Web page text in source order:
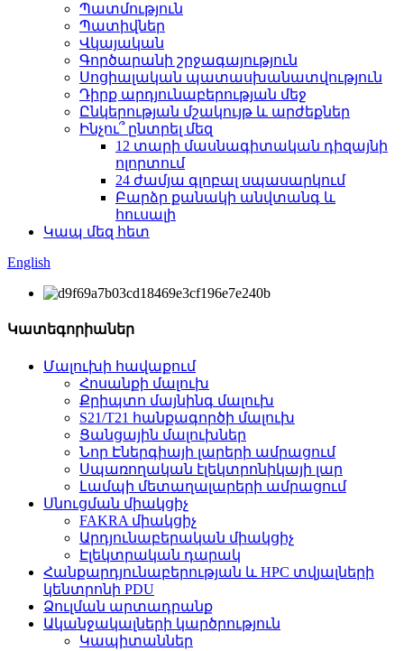
Պատմություն
Պատիվներ
Վկայական
Գործարանի շրջագայություն
Սոցիալական պատասխանատվություն
Դիրք արդյունաբերության մեջ
Ընկերության մշակույթ և արժեքներ
Ինչու՞ ընտրել մեզ
12 տարի մասնագիտական ​​դիզայնի
ոլորտում
24 ժամյա գլոբալ սպասարկում
Բարձր քանակի անվտանգ և
հուսալի
Կապ մեզ հետ
English
Կատեգորիաներ
Մալուխի հավաքում
Հոսանքի մալուխ
Քրիպտո մայնինգ մալուխ
S21/T21 հանքագործի մալուխ
Ցանցային մալուխներ
Նոր Էներգիայի լարերի ամրացում
Սպառողական էլեկտրոնիկայի լար
Լամպի մետաղալարերի ամրացում
Սնուցման միակցիչ
FAKRA միակցիչ
Արդյունաբերական միակցիչ
Էլեկտրական դարակ
Հանքարդյունաբերության և HPC տվյալների
կենտրոնի PDU
Ձուլման արտադրանք
Ականջակալների կարծրություն
Կապիտաններ